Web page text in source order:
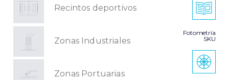
Recintos deportivos
Zonas Industriales
Zonas Portuarias
Fotometría
SKU